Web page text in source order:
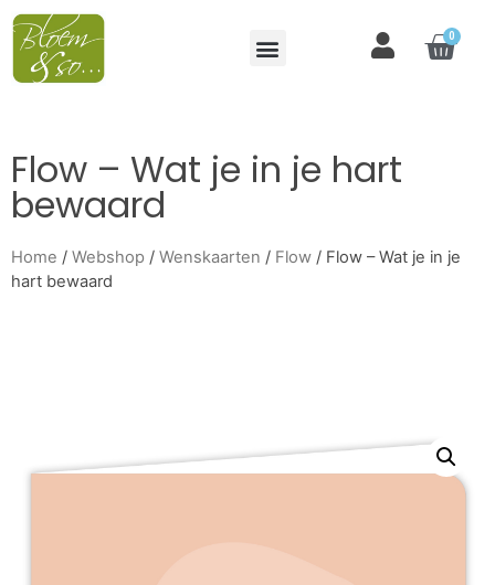
0
Flow – Wat je in je hart
bewaard
Home / Webshop / Wenskaarten / Flow / Flow – Wat je in je
hart bewaard